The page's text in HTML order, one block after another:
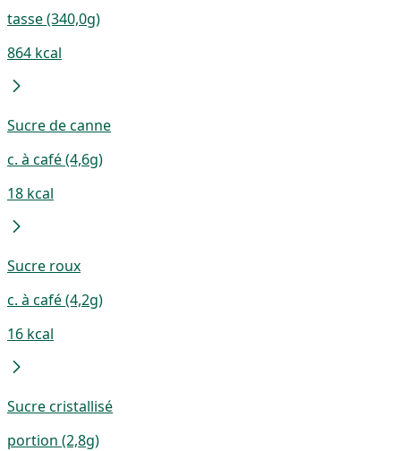
tasse (340,0g)
864 kcal
Sucre de canne
c. à café (4,6g)
18 kcal
Sucre roux
c. à café (4,2g)
16 kcal
Sucre cristallisé
portion (2,8g)